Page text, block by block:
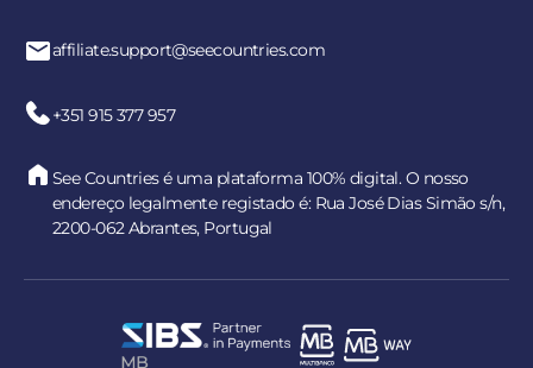
affiliate.support@seecountries.com
+351 915 377 957
See Countries é uma plataforma 100% digital. O nosso
endereço legalmente registado é: Rua José Dias Simão s/n,
2200-062 Abrantes, Portugal